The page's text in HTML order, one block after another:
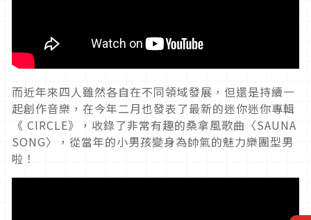
而近年來四人雖然各自在不同領域發展，但還是持續一
起創作音樂，在今年二月也發表了最新的迷你迷你專輯
《 CIRCLE》，收錄了非常有趣的桑拿風歌曲〈SAUNA
SONG〉，從當年的小男孩變身為帥氣的魅力樂團型男
啦！